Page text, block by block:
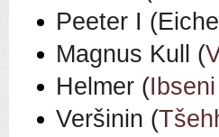
Peeter I
Magnus Kull (
Helmer (Ibseni
Veršinin (